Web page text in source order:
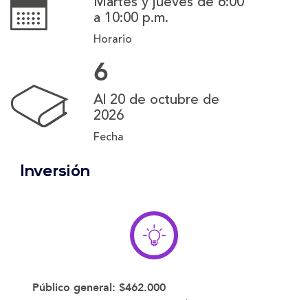
a 10:00 p.m.
Horario
6
Al 20 de octubre de
2026
Fecha
Inversión
Público general: $462.000